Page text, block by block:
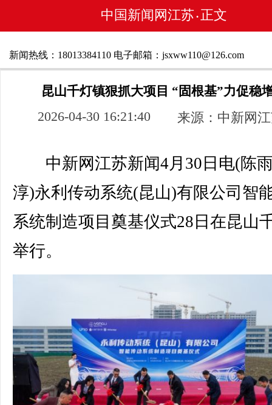
中国新闻网江苏 • 正文
新闻热线：18013384110 电子邮箱：jsxww110@126.com
昆山千灯镇狠抓大项目 “固根基”力促稳
2026-04-30 16:21:40 来源：中新网
中新网江苏新闻4月30日电(陈
淳)永利传动系统(昆山)有限公司智
系统制造项目奠基仪式28日在昆山
举行。